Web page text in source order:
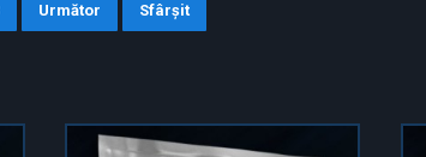
Următor Sfârșit